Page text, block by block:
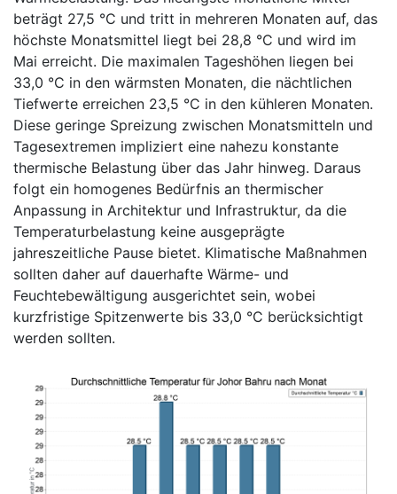
beträgt 27,5 °C und tritt in mehreren Monaten auf, das
höchste Monatsmittel liegt bei 28,8 °C und wird im
Mai erreicht. Die maximalen Tageshöhen liegen bei
33,0 °C in den wärmsten Monaten, die nächtlichen
Tiefwerte erreichen 23,5 °C in den kühleren Monaten.
Diese geringe Spreizung zwischen Monatsmitteln und
Tagesextremen impliziert eine nahezu konstante
thermische Belastung über das Jahr hinweg. Daraus
folgt ein homogenes Bedürfnis an thermischer
Anpassung in Architektur und Infrastruktur, da die
Temperaturbelastung keine ausgeprägte
jahreszeitliche Pause bietet. Klimatische Maßnahmen
sollten daher auf dauerhafte Wärme- und
Feuchtebewältigung ausgerichtet sein, wobei
kurzfristige Spitzenwerte bis 33,0 °C berücksichtigt
werden sollten.